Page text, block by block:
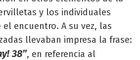
y los individuales
encuentro. A su vez, las
llevaban impresa la frase:
38”, en referencia al